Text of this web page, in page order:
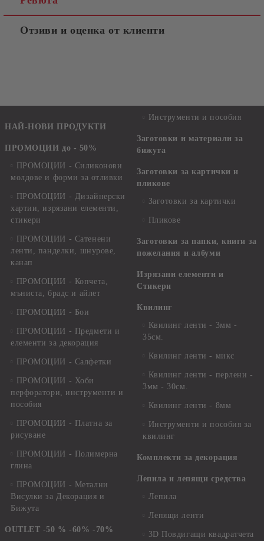
Отзиви и оценка от клиенти
НАЙ-НОВИ ПРОДУКТИ
ПРОМОЦИИ до - 50%
ПРОМОЦИИ - Силиконови
молдове и форми за отливки
ПРОМОЦИИ - Дизайнерски
хартии, изрязани елементи,
стикери
ПРОМОЦИИ - Сатенени
ленти, панделки, шнурове,
канап
ПРОМОЦИИ - Копчета,
мъниста, брадс и айлет
ПРОМОЦИИ - Бои
ПРОМОЦИИ - Предмети и
елементи за декорация
ПРОМОЦИИ - Салфетки
ПРОМОЦИИ - Хоби
перфоратори, инструменти и
пособия
ПРОМОЦИИ - Платна за
рисуване
ПРОМОЦИИ - Полимерна
глина
ПРОМОЦИИ - Метални
Висулки за Декорация и
Бижута
OUTLET -50 % -60% -70%
Инструменти и пособия
Заготовки и материали за
бижута
Заготовки за картички и
пликове
Заготовки за картички
Пликове
Заготовки за папки, книги за
пожелания и албуми
Изрязани елементи и
Стикери
Квилинг
Квилинг ленти - 3мм -
35см.
Квилинг ленти - микс
Квилинг ленти - перлени -
3мм - 30см.
Квилинг ленти - 8мм
Инструменти и пособия за
квилинг
Комплекти за декорация
Лепила и лепящи средства
Лепила
Лепящи ленти
3D Повдигащи квадратчета